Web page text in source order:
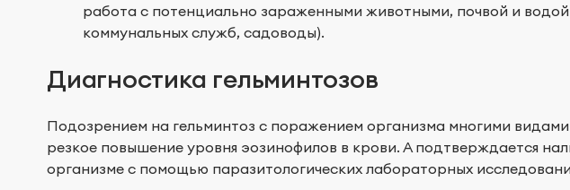
работа с потенциально зараженными животными, почвой и
коммунальных служб, садоводы).
Диагностика гельминтозов
Подозрением на гельминтоз с поражением организма многими видами
резкое повышение уровня эозинофилов в крови. А подтверждается
организме с помощью паразитологических лабораторных